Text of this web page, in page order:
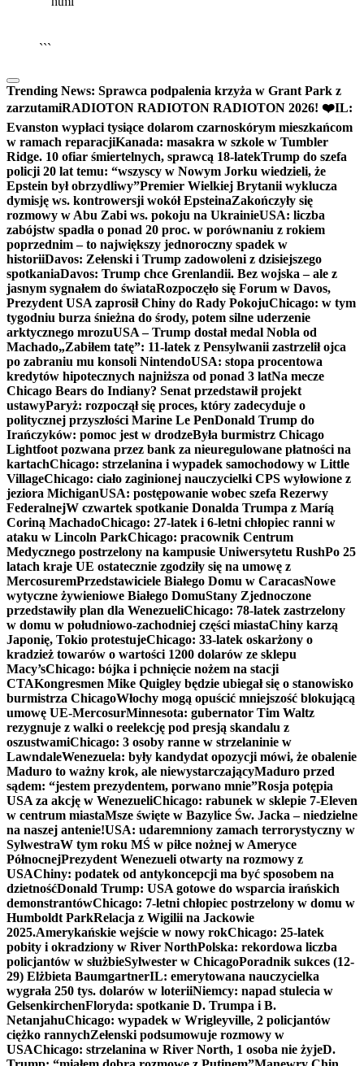
```
Trending News: Sprawca podpalenia krzyża w Grant Park z
zarzutamiRADIOTON RADIOTON RADIOTON 2026! ❤️IL:
Evanston wypłaci tysiące dolarom czarnoskórym mieszkańcom
w ramach reparacjiKanada: masakra w szkole w Tumbler
Ridge. 10 ofiar śmiertelnych, sprawcą 18-latekTrump do szefa
policji 20 lat temu: “wszyscy w Nowym Jorku wiedzieli, że
Epstein był obrzydliwy”Premier Wielkiej Brytanii wyklucza
dymisję ws. kontrowersji wokół EpsteinaZakończyły się
rozmowy w Abu Zabi ws. pokoju na UkrainieUSA: liczba
zabójstw spadła o ponad 20 proc. w porównaniu z rokiem
poprzednim – to największy jednoroczny spadek w
historiiDavos: Zełenski i Trump zadowoleni z dzisiejszego
spotkaniaDavos: Trump chce Grenlandii. Bez wojska – ale z
jasnym sygnałem do świataRozpoczęło się Forum w Davos,
Prezydent USA zaprosił Chiny do Rady PokojuChicago: w tym
tygodniu burza śnieżna do środy, potem silne uderzenie
arktycznego mrozuUSA – Trump dostał medal Nobla od
Machado„Zabiłem tatę”: 11-latek z Pensylwanii zastrzelił ojca
po zabraniu mu konsoli NintendoUSA: stopa procentowa
kredytów hipotecznych najniższa od ponad 3 latNa mecze
Chicago Bears do Indiany? Senat przedstawił projekt
ustawyParyż: rozpoczął się proces, który zadecyduje o
politycznej przyszłości Marine Le PenDonald Trump do
Irańczyków: pomoc jest w drodzeByła burmistrz Chicago
Lightfoot pozwana przez bank za nieuregulowane płatności na
kartachChicago: strzelanina i wypadek samochodowy w Little
VillageChicago: ciało zaginionej nauczycielki CPS wyłowione z
jeziora MichiganUSA: postępowanie wobec szefa Rezerwy
FederalnejW czwartek spotkanie Donalda Trumpa z Maríą
Coriną MachadoChicago: 27-latek i 6-letni chłopiec ranni w
ataku w Lincoln ParkChicago: pracownik Centrum
Medycznego postrzelony na kampusie Uniwersytetu RushPo 25
latach kraje UE ostatecznie zgodziły się na umowę z
MercosuremPrzedstawiciele Białego Domu w CaracasNowe
wytyczne żywieniowe Białego DomuStany Zjednoczone
przedstawiły plan dla WenezueliChicago: 78-latek zastrzelony
w domu w południowo-zachodniej części miastaChiny karzą
Japonię, Tokio protestujeChicago: 33-latek oskarżony o
kradzież towarów o wartości 1200 dolarów ze sklepu
Macy’sChicago: bójka i pchnięcie nożem na stacji
CTAKongresmen Mike Quigley będzie ubiegał się o stanowisko
burmistrza ChicagoWłochy mogą opuścić mniejszość blokującą
umowę UE-MercosurMinnesota: gubernator Tim Waltz
rezygnuje z walki o reelekcję pod presją skandalu z
oszustwamiChicago: 3 osoby ranne w strzelaninie w
LawndaleWenezuela: były kandydat opozycji mówi, że obalenie
Maduro to ważny krok, ale niewystarczającyMaduro przed
sądem: “jestem prezydentem, porwano mnie”Rosja potępia
USA za akcję w WenezueliChicago: rabunek w sklepie 7-Eleven
w centrum miastaMsze święte w Bazylice Św. Jacka – niedzielne
na naszej antenie!USA: udaremniony zamach terrorystyczny w
SylwestraW tym roku MŚ w piłce nożnej w Ameryce
PółnocnejPrezydent Wenezueli otwarty na rozmowy z
USAChiny: podatek od antykoncepcji ma być sposobem na
dzietnośćDonald Trump: USA gotowe do wsparcia irańskich
demonstrantówChicago: 7-letni chłopiec postrzelony w domu w
Humboldt ParkRelacja z Wigilii na Jackowie
2025.Amerykańskie wejście w nowy rokChicago: 25-latek
pobity i okradziony w River NorthPolska: rekordowa liczba
policjantów w służbieSylwester w ChicagoPoradnik sukces (12-
29) Elżbieta BaumgartnerIL: emerytowana nauczycielka
wygrała 250 tys. dolarów w loteriiNiemcy: napad stulecia w
GelsenkirchenFloryda: spotkanie D. Trumpa i B.
NetanjahuChicago: wypadek w Wrigleyville, 2 policjantów
ciężko rannychZełenski podsumowuje rozmowy w
USAChicago: strzelanina w River North, 1 osoba nie żyjeD.